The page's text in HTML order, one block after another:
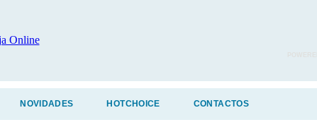
NOVIDADES HOTCHOICE CONTACTOS